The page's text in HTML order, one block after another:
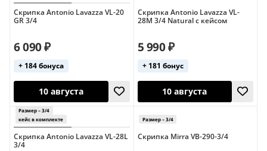
10 августа 18 августа
Скрипка Antonio Lavazza VL-20
GR 3/4
6 090 ₽
+ 184 бонуса
Скрипка Antonio Lavazza VL-
28M 3/4 Natural с кейсом
5 990 ₽
+ 181 бонус
Скрипка Antonio Lavazza VL-28L
3/4
Скрипка Mirra VB-290-3/4